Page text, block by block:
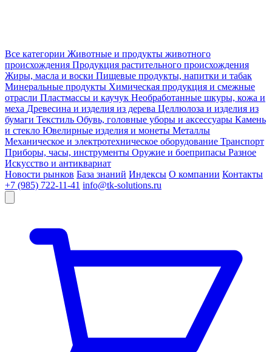
Все категории Животные и продукты животного
происхождения Продукция растительного происхождения
Жиры, масла и воски Пищевые продукты, напитки и табак
Минеральные продукты Химическая продукция и смежные
отрасли Пластмассы и каучук Необработанные шкуры, кожа и
меха Древесина и изделия из дерева Целлюлоза и изделия из
бумаги Текстиль Обувь, головные уборы и аксессуары Камень
и стекло Ювелирные изделия и монеты Металлы
Механическое и электротехническое оборудование Транспорт
Приборы, часы, инструменты Оружие и боеприпасы Разное
Искусство и антиквариат
Новости рынков База знаний Индексы О компании Контакты
+7 (985) 722-11-41 info@tk-solutions.ru